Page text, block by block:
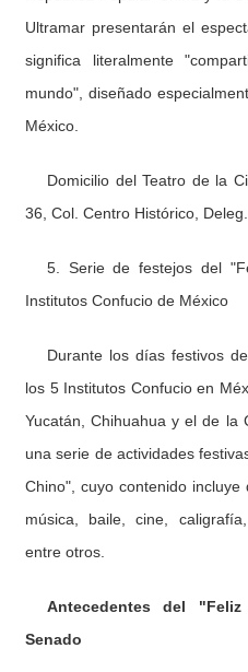
Ultramar presentarán el
significa literalmente
mundo", diseñado
México.
Domicilio del Teatro de la
36, Col. Centro Histórico,
5. Serie de festejos del
Institutos Confucio de México
Durante los días festivos
los 5 Institutos Confucio en
Yucatán, Chihuahua y el de la
una serie de actividades
Chino", cuyo contenido
música, baile, cine,
entre otros.
Antecedentes del
Senado